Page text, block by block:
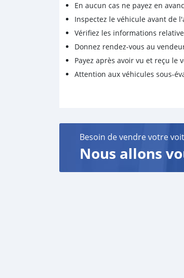
En aucun cas ne payez en
Inspectez le véhicule avant de
Vérifiez les informations
Donnez rendez-vous au
Payez après avoir vu et reçu le
Attention aux véhicules sous-
Besoin de vendre votre
Nous allons